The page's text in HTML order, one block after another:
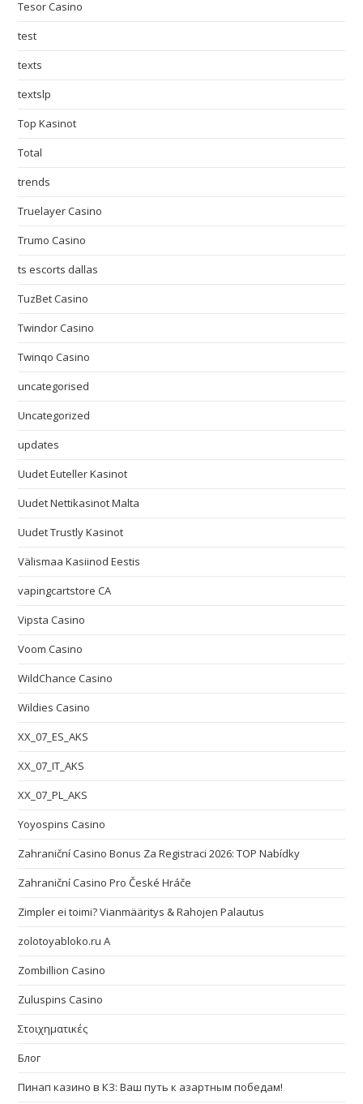
Tesor Casino
test
texts
textslp
Top Kasinot
Total
trends
Truelayer Casino
Trumo Casino
ts escorts dallas
TuzBet Casino
Twindor Casino
Twinqo Casino
uncategorised
Uncategorized
updates
Uudet Euteller Kasinot
Uudet Nettikasinot Malta
Uudet Trustly Kasinot
Välismaa Kasiinod Eestis
vapingcartstore CA
Vipsta Casino
Voom Casino
WildChance Casino
Wildies Casino
XX_07_ES_AKS
XX_07_IT_AKS
XX_07_PL_AKS
Yoyospins Casino
Zahraniční Casino Bonus Za Registraci 2026: TOP Nabídky
Zahraniční Casino Pro České Hráče
Zimpler ei toimi? Vianmääritys & Rahojen Palautus
zolotoyabloko.ru A
Zombillion Casino
Zuluspins Casino
Στοιχηματικές
Блог
Пинап казино в КЗ: Ваш путь к азартным победам!